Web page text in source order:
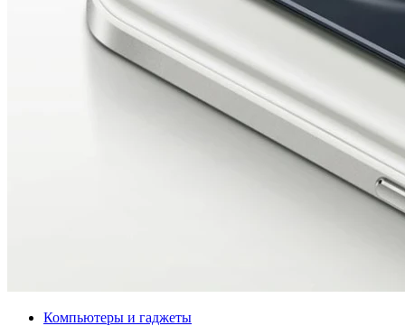
Компьютеры и гаджеты